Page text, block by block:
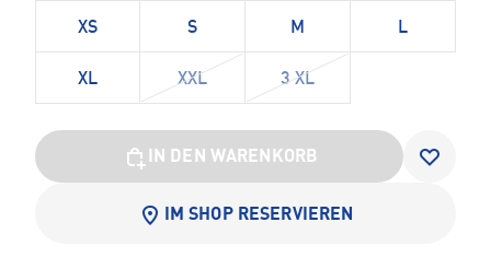
XS S M L
XL XXL 3 XL
IN DEN WARENKORB
IM SHOP RESERVIEREN